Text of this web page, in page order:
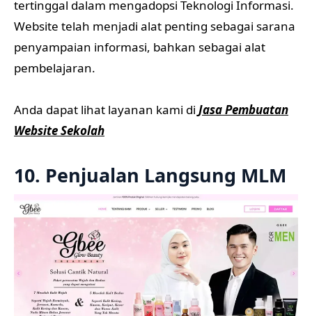
tertinggal dalam mengadopsi Teknologi Informasi.
Website telah menjadi alat penting sebagai sarana
penyampaian informasi, bahkan sebagai alat
pembelajaran.
Anda dapat lihat layanan kami di Jasa Pembuatan
Website Sekolah
10. Penjualan Langsung MLM